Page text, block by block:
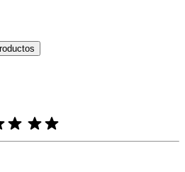
y cumplen con la política de
forma de reseñas de productos y